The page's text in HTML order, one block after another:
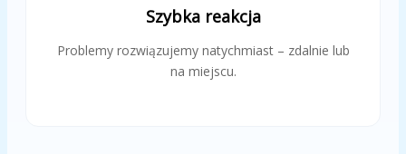
Szybka reakcja
Problemy rozwiązujemy natychmiast – zdalnie lub
na miejscu.